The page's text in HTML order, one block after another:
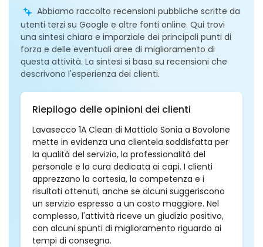
Abbiamo raccolto recensioni pubbliche scritte da
utenti terzi su Google e altre fonti online. Qui trovi
una sintesi chiara e imparziale dei principali punti di
forza e delle eventuali aree di miglioramento di
questa attività. La sintesi si basa su recensioni che
descrivono l'esperienza dei clienti.
Riepilogo delle opinioni dei clienti
Lavasecco 1A Clean di Mattiolo Sonia a Bovolone
mette in evidenza una clientela soddisfatta per
la qualità del servizio, la professionalità del
personale e la cura dedicata ai capi. I clienti
apprezzano la cortesia, la competenza e i
risultati ottenuti, anche se alcuni suggeriscono
un servizio espresso a un costo maggiore. Nel
complesso, l'attività riceve un giudizio positivo,
con alcuni spunti di miglioramento riguardo ai
tempi di consegna.